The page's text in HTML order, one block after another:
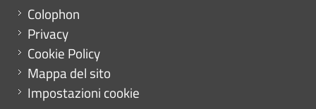
Menu footer
Colophon
Privacy
Cookie Policy
Mappa del sito
Impostazioni cookie